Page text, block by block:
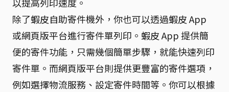
以提高列印速度。
除了蝦皮自助寄件機外，你也可以透過蝦皮 App
或網頁版平台進行寄件單列印。蝦皮 App 提供簡
便的寄件功能，只需幾個簡單步驟，就能快速列印
寄件單。而網頁版平台則提供更豐富的寄件選項，
例如選擇物流服務、設定寄件時間等。你可以根據